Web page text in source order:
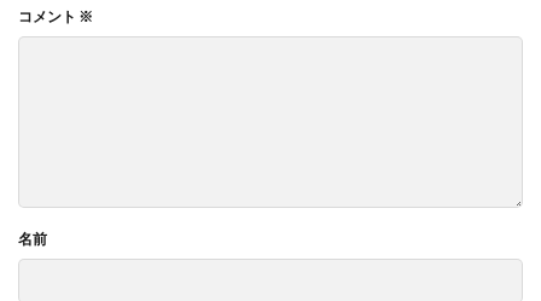
コメント ※
名前